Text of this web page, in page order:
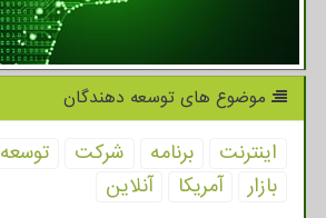
موضوع های توسعه دهندگان
اینترنت برنامه شركت توسعه
بازار
آمریكا آنلاین